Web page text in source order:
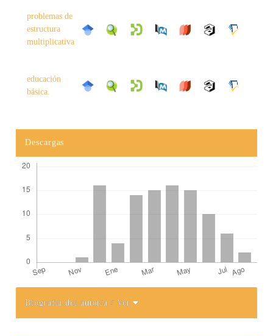
problemas de
estructura
multiplicativa
educación
básica.
Descargas
Biografía del autor/a/ Ver